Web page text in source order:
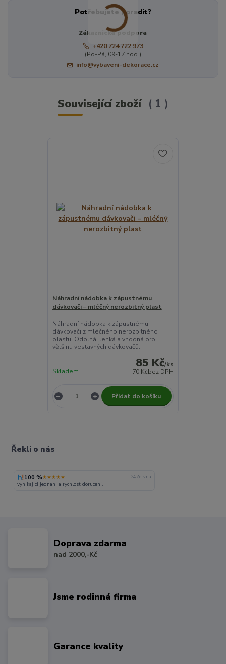
Potřebujete poradit?
Zákaznická podpora
+420 724 722 973
(Po-Pá, 09-17 hod.)
info@vybaveni-dekorace.cz
Související zboží 1
Náhradní nádobka k zápustnému
dávkovači – mléčný nerozbitný plast
Náhradní nádobka k zápustnému
dávkovači z mléčného nerozbitného
plastu. Odolná, lehká a vhodná pro
většinu vestavných dávkovačů.
85 Kč/ks
70 Kčbez DPH
Skladem
Přidat do košíku
Řekli o nás
100 %★★★★★ 24. června
vynikajici jednani a rychlost doruceni.
Doprava zdarma
nad 2000,-Kč
Jsme rodinná firma
Garance kvality